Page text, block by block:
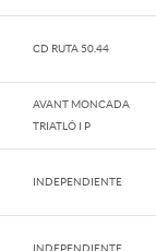
CD RUTA 50.44
AVANT MONCADA
TRIATLÓ I P
INDEPENDIENTE
INDEPENDIENTE